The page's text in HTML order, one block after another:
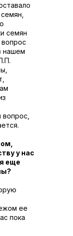
семян
нашем
у нас
еще
ее
пока